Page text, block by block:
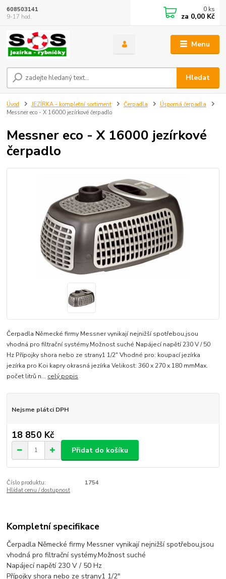
Menu
Hledat
608503141
9-17 hod.
0 ks
za 0,00 Kč
Úvod JEZÍRKA - kompletní sortiment Čerpadla
Úsporná čerpadla
Messner eco - X 16000 jezírkové čerpadlo
Messner eco - X 16000 jezírkové
čerpadlo
Čerpadla Německé firmy Messner vynikají nejnižší spotřebou,jsou
vhodná pro filtrační systémy.Možnost suché Napájecí napětí 230 V / 50
Hz Přípojky shora nebo ze strany1 1/2" Vhodné pro: koupací jezírka
jezírka pro Koi kapry okrasná jezírka Velikost: 360 x 270 x 180 mmMax.
počet litrů n... celý popis
Nejsme plátci DPH
18 850 Kč
Přidat do košíku
Číslo produktu:
1754
Hlídat cenu / dostupnost
Kompletní specifikace
Čerpadla Německé firmy Messner vynikají nejnižší spotřebou,jsou
vhodná pro filtrační systémy.Možnost suché
Napájecí napětí 230 V / 50 Hz
Přípojky shora nebo ze strany1 1/2"